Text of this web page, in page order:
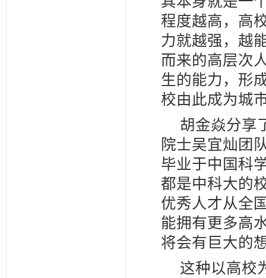
程度越高，高
力就越强，越
而来的高层次
生的能力，形
校由此成为城
胡金焱分享
院士吴宜灿团
毕业于中国科
都是中科大的
优秀人才从全
能拥有更多高
将会有巨大的
这种以高校